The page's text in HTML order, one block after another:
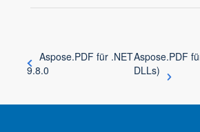
Aspose.PDF für .NET
9.8.0
Aspose.PDF
DLLs)